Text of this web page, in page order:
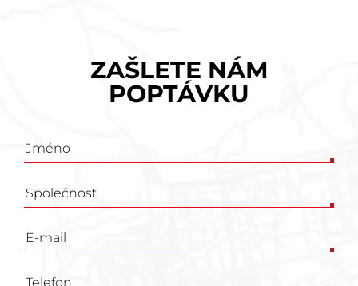
ZAŠLETE NÁM
POPTÁVKU
Poptávkový